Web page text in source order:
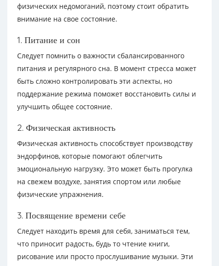
физических недомоганий, поэтому стоит обратить
внимание на свое состояние.
1. Питание и сон
Следует помнить о важности сбалансированного
питания и регулярного сна. В момент стресса может
быть сложно контролировать эти аспекты, но
поддержание режима поможет восстановить силы и
улучшить общее состояние.
2. Физическая активность
Физическая активность способствует производству
эндорфинов, которые помогают облегчить
эмоциональную нагрузку. Это может быть прогулка
на свежем воздухе, занятия спортом или любые
физические упражнения.
3. Посвящение времени себе
Следует находить время для себя, заниматься тем,
что приносит радость, будь то чтение книги,
рисование или просто прослушивание музыки. Эти